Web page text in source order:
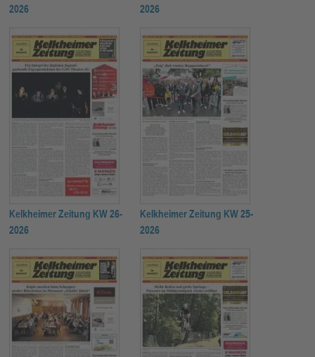
2026
2026
Kelkheimer Zeitung KW 26-
2026
Kelkheimer Zeitung KW 25-
2026